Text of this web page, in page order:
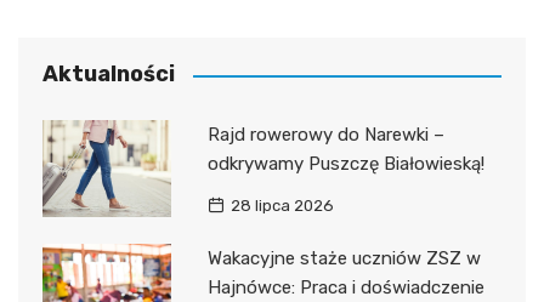
Aktualności
Rajd rowerowy do Narewki –
odkrywamy Puszczę Białowieską!
28 lipca 2026
Wakacyjne staże uczniów ZSZ w
Hajnówce: Praca i doświadczenie